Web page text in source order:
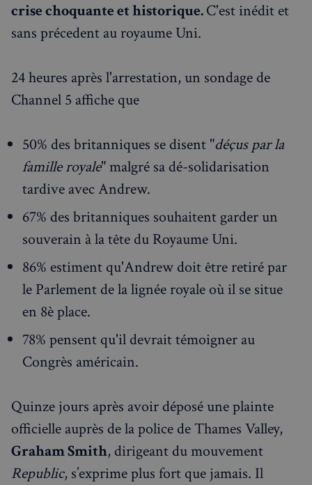
crise choquante et historique.C'est inédit et
sans précedent au royaume Uni.
24 heures après l'arrestation, un sondage de
Channel 5 affiche que
50% des britanniques se disent "déçus par la
famille royale" malgré sa dé-solidarisation
tardive avec Andrew.
67% des britanniques souhaitent garder un
souverain à la tête du Royaume Uni.
86% estiment qu'Andrew doit être retiré par
le Parlement de la lignée royale où il se situe
en 8è place.
78% pensent qu'il devrait témoigner au
Congrès américain.
Quinze jours après avoir déposé une plainte
officielle auprès de la police de Thames Valley,
Graham Smith, dirigeant du mouvement
Republic, s’exprime plus fort que jamais. Il